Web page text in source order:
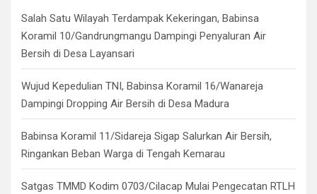
Salah Satu Wilayah Terdampak Kekeringan, Babinsa
Koramil 10/Gandrungmangu Dampingi Penyaluran Air
Bersih di Desa Layansari
Wujud Kepedulian TNI, Babinsa Koramil 16/Wanareja
Dampingi Dropping Air Bersih di Desa Madura
Babinsa Koramil 11/Sidareja Sigap Salurkan Air Bersih,
Ringankan Beban Warga di Tengah Kemarau
Satgas TMMD Kodim 0703/Cilacap Mulai Pengecatan RTLH